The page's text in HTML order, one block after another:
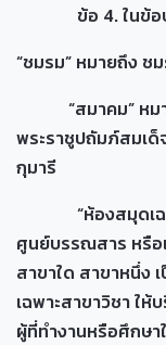
ข้อ 4. ในข้อบั
“ชมรม” หมายถึง ช
“สมาคม” หมาย
พระราชูปถัมภ์สมเ
กุมารี
“ห้องสมุดเฉพา
ศูนย์บรรณสาร หรือ
สาขาใด สาขาหนึ่ง
เฉพาะสาขาวิชา ให้
ผู้ที่ทำงานหรือศึกษ